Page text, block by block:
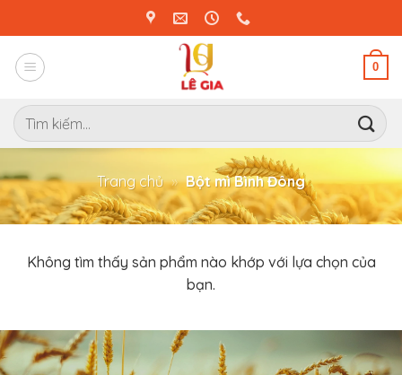
qua
nội
dung
0
Tìm
kiếm:
Trang chủ » Bột mì Bình Đông
Không tìm thấy sản phẩm nào khớp với lựa chọn của
bạn.